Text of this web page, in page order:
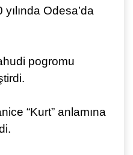
Odesa’da
pogromu
“Kurt” anlamına